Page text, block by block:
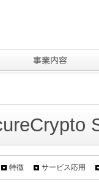
特徴 サービス応用